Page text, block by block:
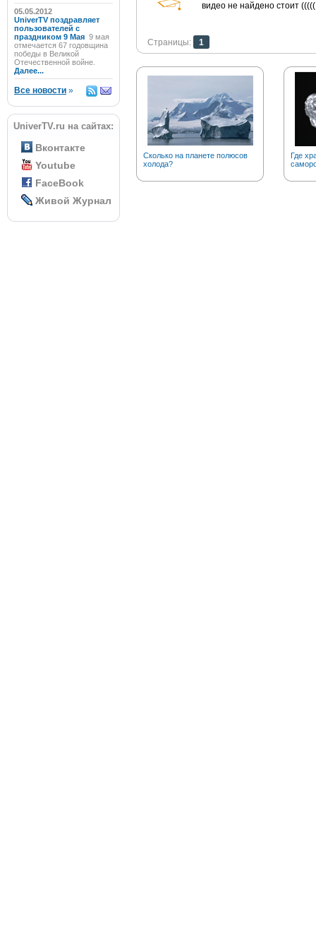
05.05.2012
UniverTV поздравляет
пользователей с
праздником 9 Мая 9 мая
отмечается 67 годовщина
победы в Великой
Отечественной войне.
Далее...
Все новости »
UniverTV.ru на сайтах:
Вконтакте
Youtube
FaceBook
Живой Журнал
видео не найдено стоит (((((
Страницы: 1
Сколько на планете полюсов
холода?
Где